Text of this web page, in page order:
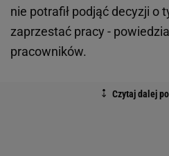
nie potrafił podjąć decyzji o
zaprzestać pracy -
pracowników.